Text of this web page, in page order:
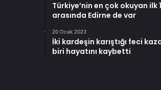
Türkiye’nin en çok okuyan ilk
arasında Edirne de var
20 Ocak 2023
İki kardeşin karıştığı feci
biri hayatını kaybetti